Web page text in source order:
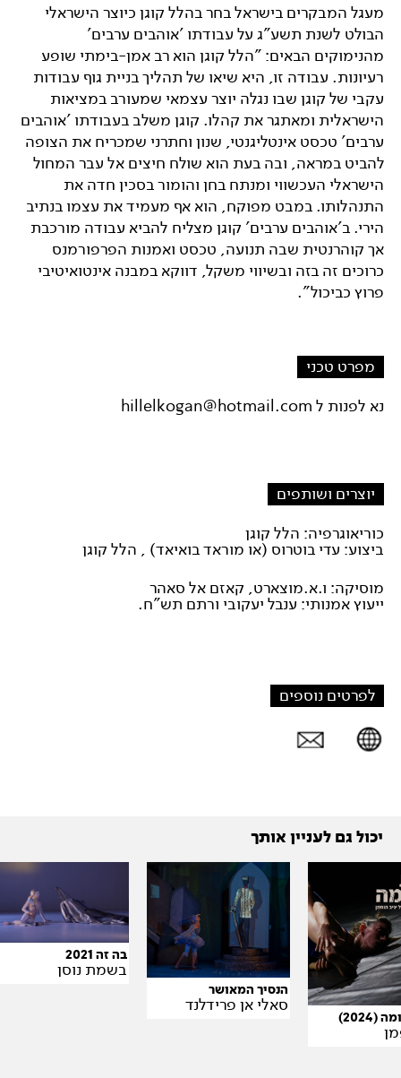
מעגל המבקרים בישראל בחר בהלל קוגן כיוצר הישראלי
הבולט לשנת תשע"ג על עבודתו 'אוהבים ערבים'
מהנימוקים הבאים: "הלל קוגן הוא רב אמן-בימתי שופע
רעיונות. עבודה זו, היא שיאו של תהליך בניית גוף עבודות
עקבי של קוגן שבו נגלה יוצר עצמאי שמעורב במציאות
הישראלית ומאתגר את קהלו. קוגן משלב בעבודתו 'אוהבים
ערבים' טכסט אינטליגנטי, שנון וחתרני שמכריח את הצופה
להביט במראה, ובה בעת הוא שולח חיצים אל עבר המחול
הישראלי העכשווי ומנתח בחן והומור בסכין חדה את
התנהלותו. במבט מפוקח, הוא אף מעמיד את עצמו בנתיב
הירי. ב'אוהבים ערבים' קוגן מצליח להביא עבודה מורכבת
אך קוהרנטית שבה תנועה, טכסט ואמנות הפרפורמנס
כרוכים זה בזה ובשיווי משקל, דווקא במבנה אינטואיטיבי
פרוץ כביכול".
מפרט טכני
נא לפנות ל hillelkogan@hotmail.com
יוצרים ושותפים
כוריאוגרפיה: הלל קוגן
ביצוע: עדי בוטרוס (או מוראד בואיאד) , הלל קוגן
מוסיקה: ו.א.מוצארט, קאזם אל סאהר
ייעוץ אמנותי: ענבל יעקובי ורתם תש"ח.
לפרטים נוספים
יכול גם לעניין אותך
הנסיך המאושר
סאלי אן פרידלנד
בה זה 2021
בשמת נוסן